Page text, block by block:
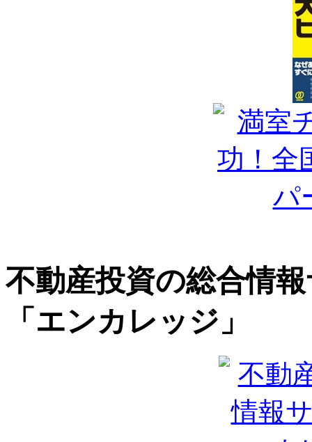
不動産投資の総合情
「エンカレッジ」